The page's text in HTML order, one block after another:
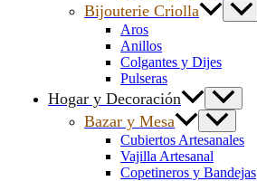
Bijouterie Criolla
Aros
Anillos
Colgantes y Dijes
Pulseras
Hogar y Decoración
Bazar y Mesa
Cubiertos Artesanales
Vajilla Artesanal
Copetineros y Bandejas